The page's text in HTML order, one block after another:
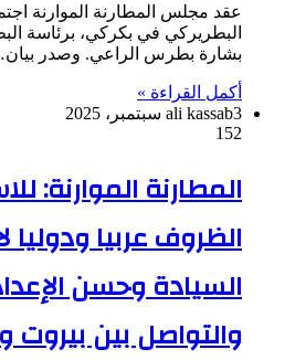
عقد مجلس المطارنة الموارنة
البطريركي في بكركي، برئاسة
بشارة بطرس الراعي. وصدر
أكمل القراءة »
ali kassab3 سبتمبر، 2025
152
المطارنة الموارنة:
الظروف عربيا ودوليا
السيادة وحسن
والتواصل بين